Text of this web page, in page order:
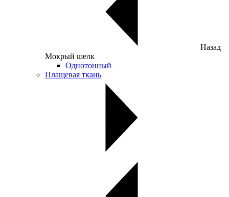
Назад
Мокрый шелк
Однотонный
Плащевая ткань